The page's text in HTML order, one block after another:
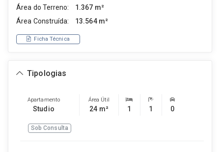
Área do Terreno:
1.367 m²
Área Construída:
13.564 m²
Ficha Técnica
Tipologias
Apartamento
Studio
Área Útil
24 m² 1 1 0
Sob Consulta